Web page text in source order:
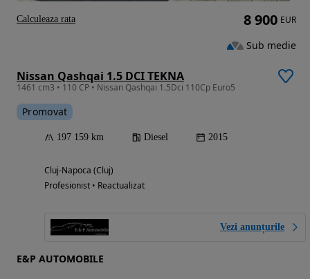
Nissan Qashqai 1.5 DCI TEKNA
1461 cm3 • 110 CP • Nissan Qashqai 1.5Dci 110Cp Euro5
Promovat
197 159 km Diesel 2015
Cluj-Napoca (Cluj)
Profesionist • Reactualizat
Vezi anunțurile
E&P AUTOMOBILE
8 900 EUR
Sub medie
Calculeaza rata